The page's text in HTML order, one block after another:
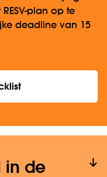
plan op te
deadline van 15
in de